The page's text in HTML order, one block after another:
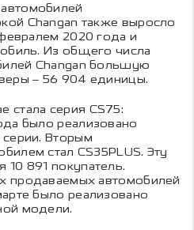
Changan также выросло
2020 года и
Из общего числа
Changan большую
– 56 904 единицы.
стала серия CS75:
было реализовано
серии. Вторым
стал CS35PLUS. Эту
891 покупатель.
продаваемых автомобилей
было реализовано
модели.